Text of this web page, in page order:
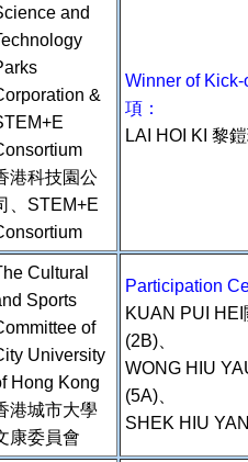
and
&
港科技園公
、STEM+E
Winner of
項：
LAI HOI KI 黎
Cultural
Sports
of
University
Hong Kong
港城市大學
康委員會
Participation
KUAN PUI
(2B)、
WONG HIU
(5A)、
SHEK HIU